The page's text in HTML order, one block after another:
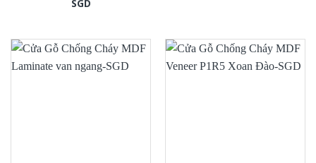
SGD